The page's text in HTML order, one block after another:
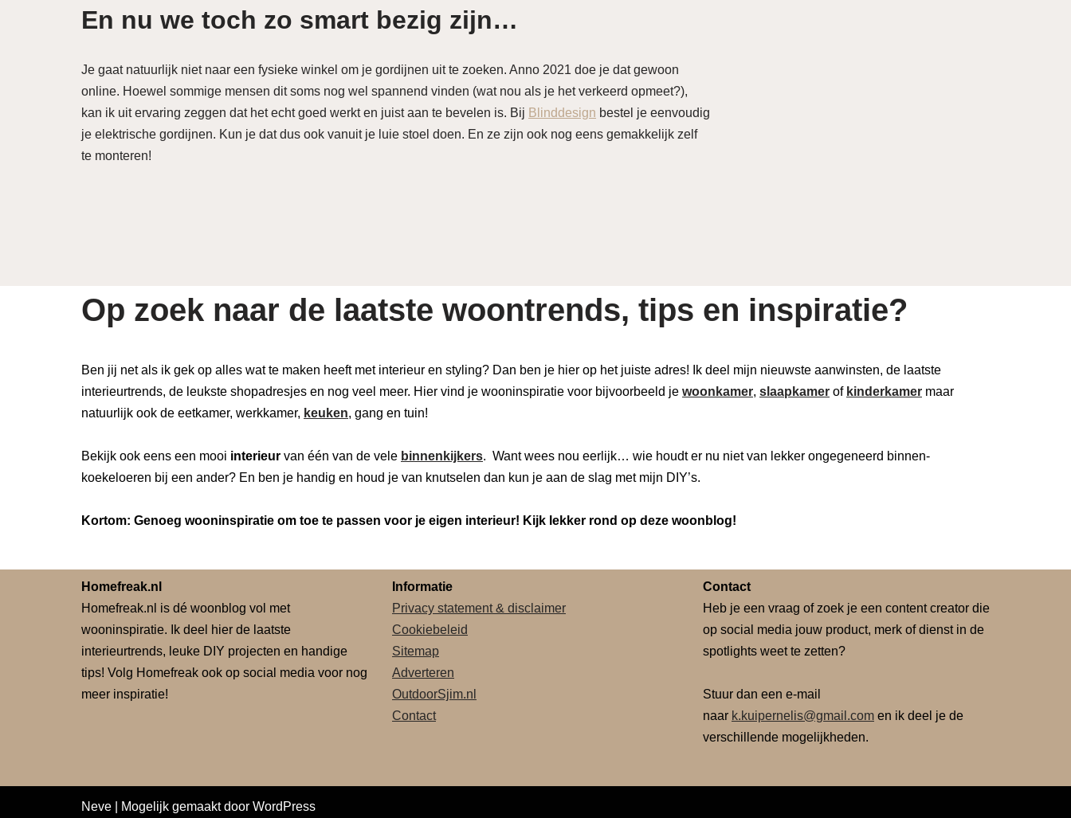
En nu we toch zo smart bezig zijn…
Je gaat natuurlijk niet naar een fysieke winkel om je gordijnen uit te zoeken. Anno 2021 doe je dat gewoon
online. Hoewel sommige mensen dit soms nog wel spannend vinden (wat nou als je het verkeerd opmeet?),
kan ik uit ervaring zeggen dat het echt goed werkt en juist aan te bevelen is. Bij Blinddesign bestel je eenvoudig
je elektrische gordijnen. Kun je dat dus ook vanuit je luie stoel doen. En ze zijn ook nog eens gemakkelijk zelf
te monteren!
Op zoek naar de laatste woontrends, tips en inspiratie?
Ben jij net als ik gek op alles wat te maken heeft met interieur en styling? Dan ben je hier op het juiste adres! Ik deel mijn nieuwste aanwinsten, de laatste
interieurtrends, de leukste shopadresjes en nog veel meer. Hier vind je wooninspiratie voor bijvoorbeeld je woonkamer, slaapkamer of kinderkamer maar
natuurlijk ook de eetkamer, werkkamer, keuken, gang en tuin!
Bekijk ook eens een mooi interieur van één van de vele binnenkijkers. Want wees nou eerlijk… wie houdt er nu niet van lekker ongegeneerd binnen-
koekeloeren bij een ander? En ben je handig en houd je van knutselen dan kun je aan de slag met mijn DIY’s.
Kortom: Genoeg wooninspiratie om toe te passen voor je eigen interieur! Kijk lekker rond op deze woonblog!
Homefreak.nl
Homefreak.nl is dé woonblog vol met
wooninspiratie. Ik deel hier de laatste
interieurtrends, leuke DIY projecten en handige
tips! Volg Homefreak ook op social media voor nog
meer inspiratie!
Informatie
Privacy statement & disclaimer
Cookiebeleid
Sitemap
Adverteren
OutdoorSjim.nl
Contact
Contact
Heb je een vraag of zoek je een content creator die
op social media jouw product, merk of dienst in de
spotlights weet te zetten?
Stuur dan een e-mail
naar k.kuipernelis@gmail.com en ik deel je de
verschillende mogelijkheden.
Neve | Mogelijk gemaakt door WordPress